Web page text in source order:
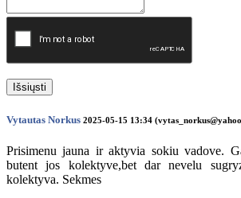
Išsiųsti
Vytautas Norkus 2025-05-15 13:34
Prisimenu jauna ir aktyvia sokiu vadove.
butent jos kolektyve,bet dar nevelu
kolektyva. Sekmes